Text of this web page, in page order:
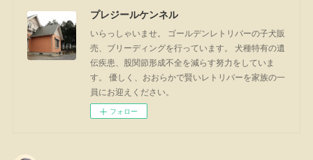
プレジールケンネル
いらっしゃいませ。 ゴールデンレトリバーの子犬販
売、ブリーディングを行っています。 犬種特有の遺
伝疾患、股関節形成不全を減らす努力をしていま
す。 優しく、おおらかで賢いレトリバーを家族の一
員にお迎えください。
フォロー